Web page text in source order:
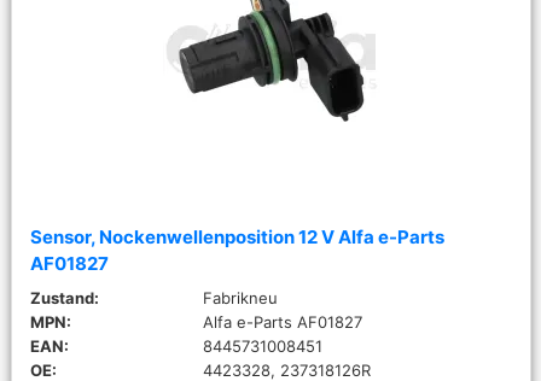
Sensor, Nockenwellenposition 12 V Alfa e-Parts
AF01827
Zustand:
Fabrikneu
MPN:
Alfa e-Parts AF01827
EAN:
8445731008451
OE:
4423328, 237318126R